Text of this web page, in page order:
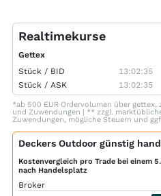
Realtimekurse
Gettex
Stück / BID 13:02:35
Stück / ASK 13:02:35
*ab 500 EUR Ordervolumen über
und Zuwendungen | ** zzgl.
Zuwendungen, mögliche Steuern und
Deckers Outdoor günstig
Kostenvergleich pro Trade bei einem
nach Handelsplatz
Broker